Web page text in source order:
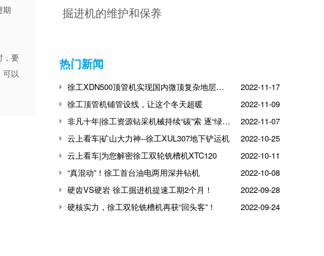
期
，要
可以
掘进机的维护和保养
热门新闻
徐工XDN500顶管机实现国内微顶复杂地层突破
2022-11-17
徐工顶管机铺管设线，让这个冬天超暖
2022-11-09
非凡十年|徐工资源钻采机械持续“碳”索 逐“绿”前行
2022-11-07
云上看车|矿山大力神--徐工XUL307地下铲运机
2022-10-25
云上看车|为您解密徐工双轮铣槽机XTC120
2022-10-11
“真混动”！徐工首台油电两用深井钻机
2022-10-08
硬齿VS硬岩 徐工掘进机提速工期2个月！
2022-09-28
硬核实力，徐工双轮铣槽机再获“回头客”！
2022-09-24